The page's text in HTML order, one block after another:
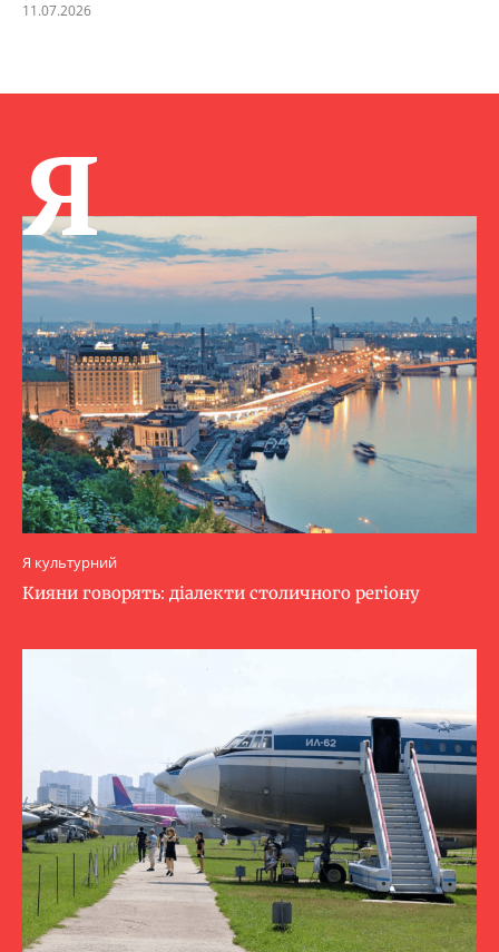
11.07.2026
Я
Я культурний
Кияни говорять: діалекти столичного регіону